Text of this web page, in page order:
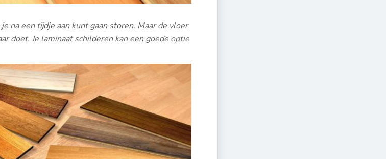
na een tijdje aan kunt gaan storen. Maar de vloer
doet. Je laminaat schilderen kan een goede optie